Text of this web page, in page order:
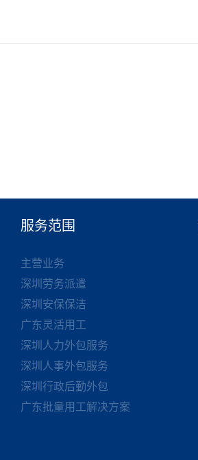
服务范围
主营业务
深圳劳务派遣
深圳安保保洁
广东灵活用工
深圳人力外包服务
深圳人事外包服务
深圳行政后勤外包
广东批量用工解决方案